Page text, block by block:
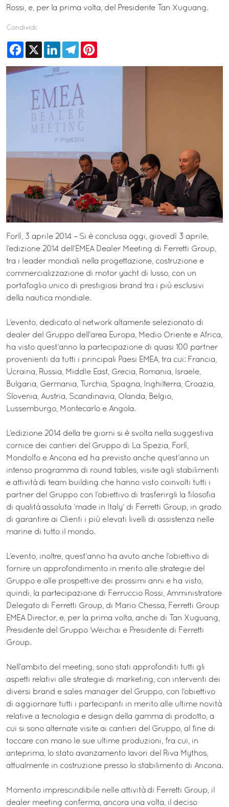
Rossi, e, per la prima volta, del Presidente Tan Xuguang.
Condividi:
Facebook
X LinkedInTelegram
Forlì, 3 aprile 2014 – Si è conclusa oggi, giovedì 3 aprile,
l’edizione 2014 dell’EMEA Dealer Meeting di Ferretti Group,
tra i leader mondiali nella progettazione, costruzione e
commercializzazione di motor yacht di lusso, con un
portafoglio unico di prestigiosi brand tra i più esclusivi
della nautica mondiale.
L’evento, dedicato al network altamente selezionato di
dealer del Gruppo dell’area Europa, Medio Oriente e Africa,
ha visto quest’anno la partecipazione di quasi 100 partner
provenienti da tutti i principali Paesi EMEA, tra cui: Francia,
Ucraina, Russia, Middle East, Grecia, Romania, Israele,
Bulgaria, Germania, Turchia, Spagna, Inghilterra, Croazia,
Slovenia, Austria, Scandinavia, Olanda, Belgio,
Lussemburgo, Montecarlo e Angola.
L’edizione 2014 della tre giorni si è svolta nella suggestiva
cornice dei cantieri del Gruppo di La Spezia, Forlì,
Mondolfo e Ancona ed ha previsto anche quest’anno un
intenso programma di round tables, visite agli stabilimenti
e attività di team building che hanno visto coinvolti tutti i
partner del Gruppo con l’obiettivo di trasferirgli la filosofia
di qualità assoluta ’made in Italy’ di Ferretti Group, in grado
di garantire ai Clienti i più elevati livelli di assistenza nelle
marine di tutto il mondo.
L’evento, inoltre, quest’anno ha avuto anche l’obiettivo di
fornire un approfondimento in merito alle strategie del
Gruppo e alle prospettive dei prossimi anni e ha visto,
quindi, la partecipazione di Ferruccio Rossi, Amministratore
Delegato di Ferretti Group, di Mario Chessa, Ferretti Group
EMEA Director, e, per la prima volta, anche di Tan Xuguang,
Presidente del Gruppo Weichai e Presidente di Ferretti
Group.
Nell’ambito del meeting, sono stati approfonditi tutti gli
aspetti relativi alle strategie di marketing, con interventi dei
diversi brand e sales manager del Gruppo, con l’obiettivo
di aggiornare tutti i partecipanti in merito alle ultime novità
relative a tecnologia e design della gamma di prodotto, a
cui si sono alternate visite ai cantieri del Gruppo, al fine di
toccare con mano le sue ultime produzioni, fra cui, in
anteprima, lo stato avanzamento lavori del Riva Mythos,
attualmente in costruzione presso lo stabilimento di Ancona.
Momento imprescindibile nelle attività di Ferretti Group, il
dealer meeting conferma, ancora una volta, il deciso